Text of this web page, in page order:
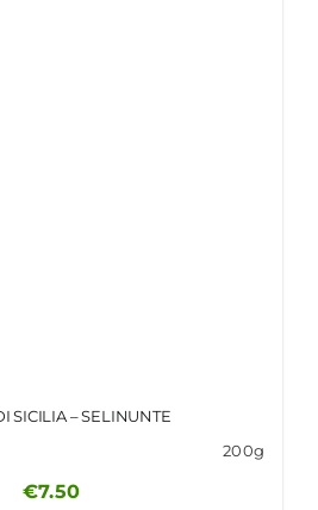
SICILIA – SELINUNTE
200g
€7.50